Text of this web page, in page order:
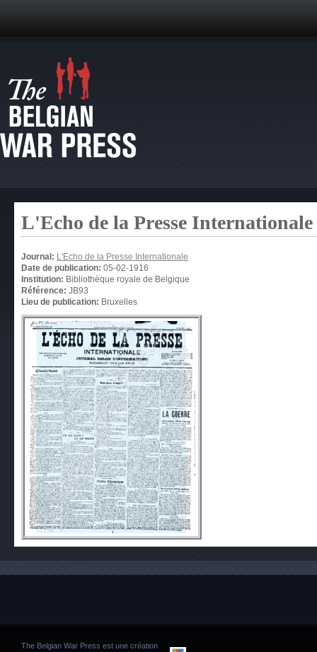
L'Echo de la Presse Internationale
Journal: L'Echo de la Presse Internationale
Date de publication: 05-02-1916
Institution: Bibliothèque royale de Belgique
Référence: JB93
Lieu de publication: Bruxelles
The Belgian War Press est une création